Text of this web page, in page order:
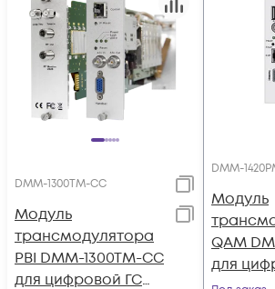
DMM-1300TM-CC
Модуль
трансмодулятора
PBI DMM-1300TM-CC
для цифровой ГС
DMM-
Модуль
QAM
для